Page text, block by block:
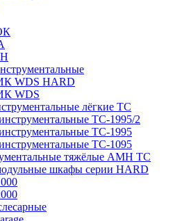
WDS HARD
WDS
лёгкие ТС
ТС-1995/2
TC-1995
TC-1095
тяжёлые AMH TC
шкафы серии HARD